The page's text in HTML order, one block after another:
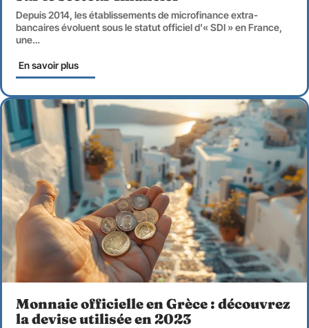
Depuis 2014, les établissements de microfinance extra-
bancaires évoluent sous le statut officiel d'« SDI » en France,
une…
En savoir plus
Monnaie officielle en Grèce : découvrez
la devise utilisée en 2023